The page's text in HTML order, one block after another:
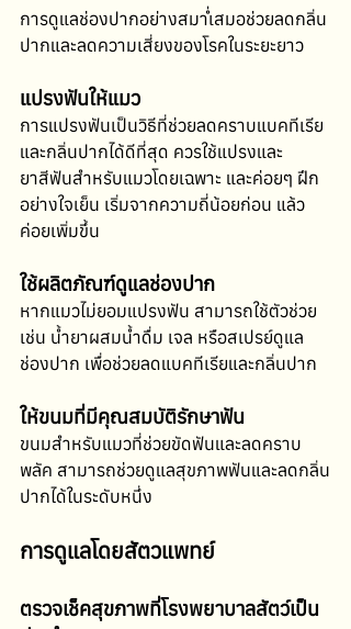
การดูแลช่องปากอย่างสม่ำเสมอช่วยลดกลิ่น
ปากและลดความเสี่ยงของโรคในระยะยาว
แปรงฟันให้แมว
การแปรงฟันเป็นวิธีที่ช่วยลดคราบแบคทีเรีย
และกลิ่นปากได้ดีที่สุด ควรใช้แปรงและ
ยาสีฟันสำหรับแมวโดยเฉพาะ และค่อยๆ ฝึก
อย่างใจเย็น เริ่มจากความถี่น้อยก่อน แล้ว
ค่อยเพิ่มขึ้น
ใช้ผลิตภัณฑ์ดูแลช่องปาก
หากแมวไม่ยอมแปรงฟัน สามารถใช้ตัวช่วย
เช่น น้ำยาผสมน้ำดื่ม เจล หรือสเปรย์ดูแล
ช่องปาก เพื่อช่วยลดแบคทีเรียและกลิ่นปาก
ให้ขนมที่มีคุณสมบัติรักษาฟัน
ขนมสำหรับแมวที่ช่วยขัดฟันและลดคราบ
พลัค สามารถช่วยดูแลสุขภาพฟันและลดกลิ่น
ปากได้ในระดับหนึ่ง
การดูแลโดยสัตวแพทย์
ตรวจเช็คสุขภาพที่โรงพยาบาลสัตว์เป็น